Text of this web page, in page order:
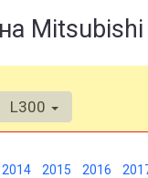
Mitsubishi
2014 2015 2016
L300